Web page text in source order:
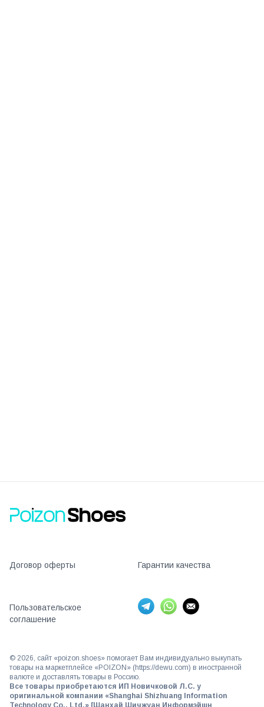
Договор оферты Гарантии качества
Пользовательское
соглашение
© 2026, сайт «poizon.shoes» помогает Вам индивидуально выкупать
товары на маркетплейсе «POIZON» (https://dewu.com) в иностранной
валюте и доставлять товары в Россию.
Все товары приобретаются ИП Новичковой Л.С. у
оригинальной компании «Shanghai Shizhuang Information